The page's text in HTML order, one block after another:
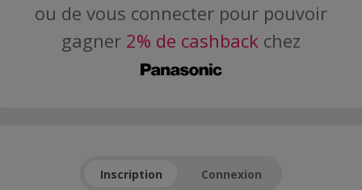
ou de vous connecter pour pouvoir
gagner 2% de cashback chez
Inscription Connexion